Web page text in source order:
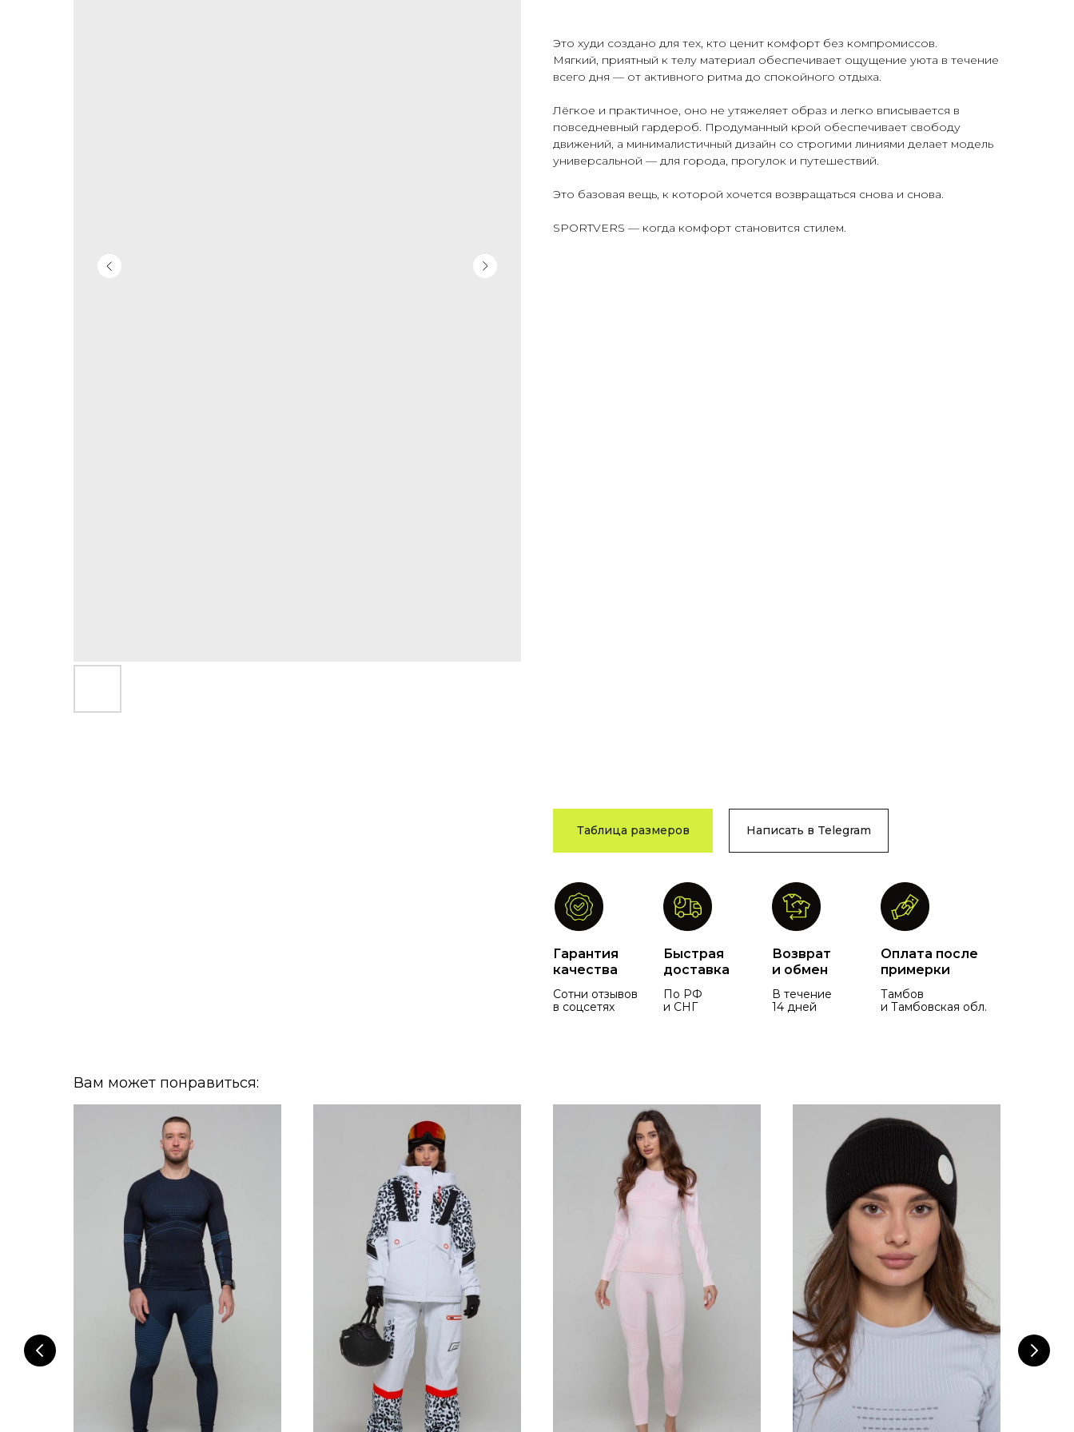
Это худи создано для тех, кто ценит комфорт без компромиссов.
Мягкий, приятный к телу материал обеспечивает ощущение уюта в течение
всего дня — от активного ритма до спокойного отдыха.
Лёгкое и практичное, оно не утяжеляет образ и легко вписывается в
повседневный гардероб. Продуманный крой обеспечивает свободу
движений, а минималистичный дизайн со строгими линиями делает модель
универсальной — для города, прогулок и путешествий.
Это базовая вещь, к которой хочется возвращаться снова и снова.
SPORTVERS — когда комфорт становится стилем.
Написать в Telegram
Таблица размеров
Гарантия
качества
Возврат
и обмен
Быстрая
доставка
Оплата после
примерки
Тамбов
и Тамбовская обл.
В течение
14 дней
По РФ
и СНГ
Сотни отзывов
в соцсетях
Вам может понравиться: